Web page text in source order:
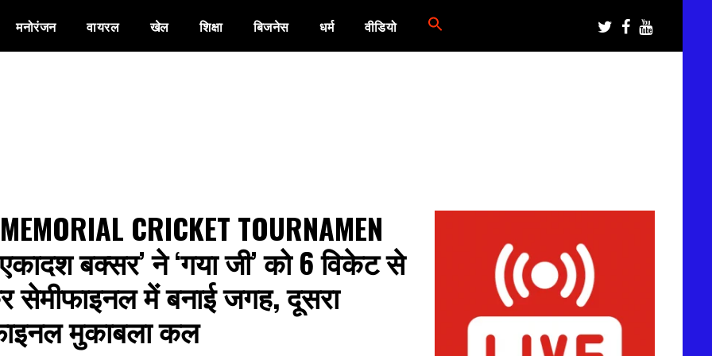
मनोरंजन वायरल खेल शिक्षा बिजनेस धर्म वीडियो
CRICKET TOURNAMEN
बक्सर’ ने ‘गया जी’ को 6 विकेट से
सेमीफाइनल में बनाई जगह, दूसरा
मुकाबला कल